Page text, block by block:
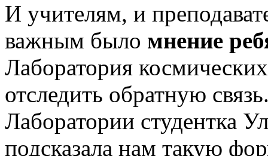
И учителям, и
важным было мнение
Лаборатория
отследить обратную
Лаборатории студентка
подсказала нам такую